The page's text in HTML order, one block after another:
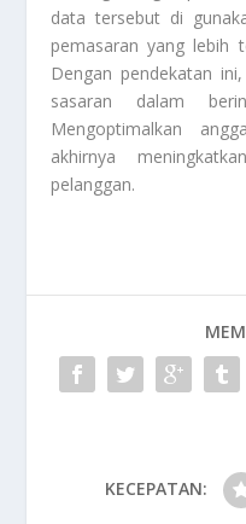
data tersebut di
pemasaran yang lebih
Dengan pendekatan
sasaran dalam
Mengoptimalkan
akhirnya
pelanggan.
KECEPATAN: